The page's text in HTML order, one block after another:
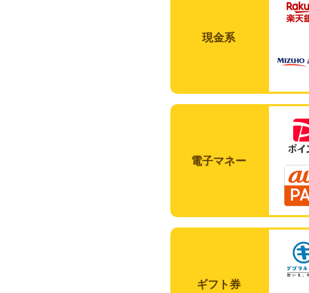
現金系
電子マネー
ギフト券